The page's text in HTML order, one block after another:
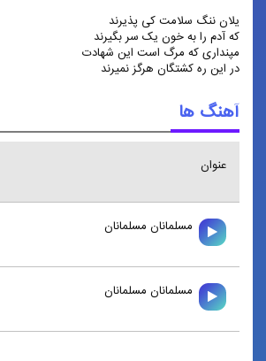
یلان ننگ سلامت کی پذیرند
که آدم را به خون یک سر بگیرند
مپنداری که مرگ است این شهادت
در این ره کشتگان هرگز نمیرند
آهنگ ها
عنوان
مسلمانان مسلمانان
مسلمانان مسلمانان